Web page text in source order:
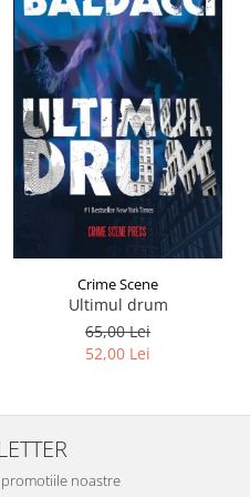
Crime Scene
Ultimul drum
65,00 Lei
52,00 Lei
noastre